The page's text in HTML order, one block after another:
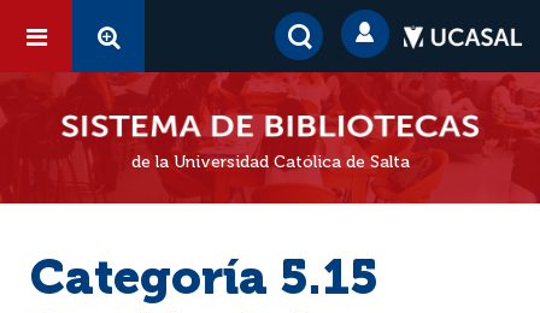
de la Universidad Católica de Salta
Categoría 5.15